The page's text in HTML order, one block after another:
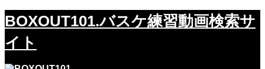
BOXOUT101.バスケ練習動画検索サ
イト